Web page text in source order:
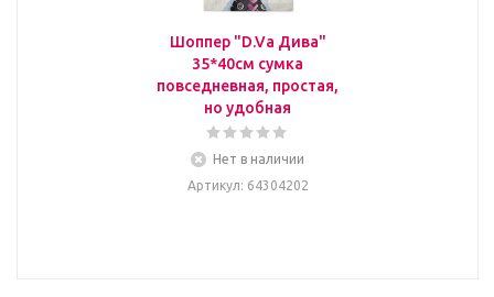
Шоппер "D.Va Дива"
35*40см сумка
повседневная, простая,
но удобная
Нет в наличии
Артикул: 64304202